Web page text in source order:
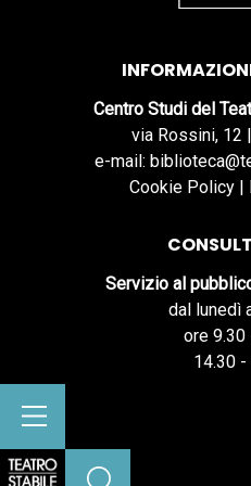
Centro Studi del
via Rossini, 12
e-mail:
Cookie Policy |
Servizio al
dal lunedì
ore 9.30
14.30 -